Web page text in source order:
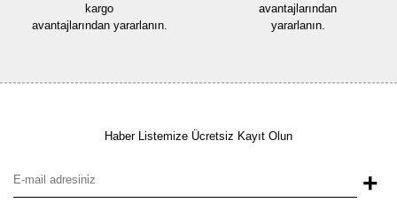
kargo
avantajlarından yararlanın.
avantajlarından
yararlanın.
Haber Listemize Ücretsiz Kayıt Olun
+